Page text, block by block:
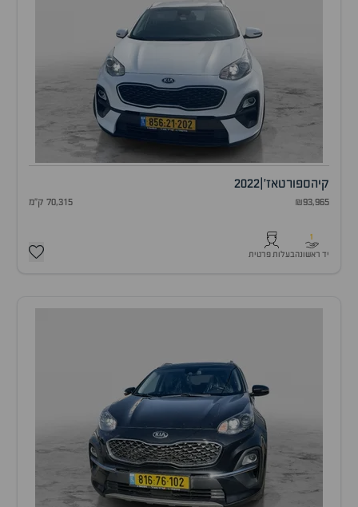
קיהספורטאז' 2022
₪93,965 70,315 ק"מ
1
יד ראשונהבעלות פרטית